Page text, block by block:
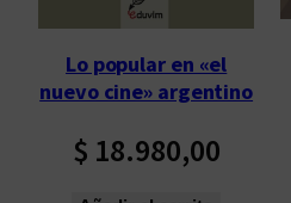
Lo popular en «el
nuevo cine» argentino
$ 18.980,00